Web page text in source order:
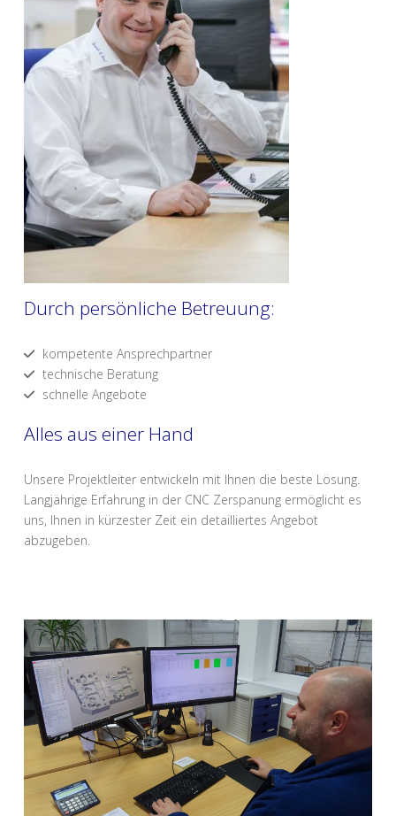
Durch persönliche Betreuung:
kompetente Ansprechpartner
technische Beratung
schnelle Angebote
Alles aus einer Hand
Unsere Projektleiter entwickeln mit Ihnen die beste Lösung.
Langjährige Erfahrung in der CNC Zerspanung ermöglicht es
uns, Ihnen in kürzester Zeit ein detailliertes Angebot
abzugeben.